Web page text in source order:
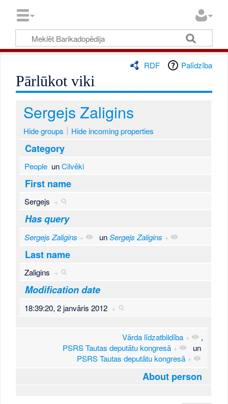
RDF Palīdzība
Pārlūkot viki
Sergejs Zaligins
Hide groups Hide incoming properties
Category
PeopleunCilvēki
First name
Sergejs +
Has query
Sergejs Zaligins + unSergejs Zaligins +
Last name
Zaligins +
Modification date
18:39:20, 2 janvāris 2012 +
Vārda līdzatbildība +
,
PSRS Tautas deputātu kongresā +
un
PSRS Tautas deputātu kongresā +
About person